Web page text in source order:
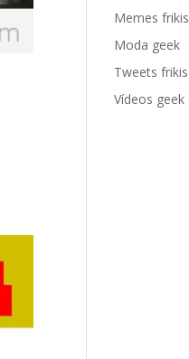
Memes frikis
Moda geek
Tweets frikis
Vídeos geek